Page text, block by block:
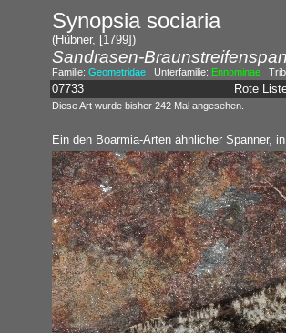
Synopsia sociaria
(Hübner, [1799])
Sandrasen-
Familie: GeometridaeUnterfamilie: Ennominae
07733 Rote
Diese Art wurde bisher 242 Mal angesehen.
Ein den Boarmia-Arten ähnlicher Spanner,